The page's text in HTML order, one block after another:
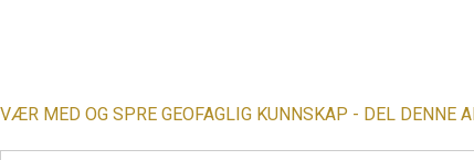
VÆR MED OG SPRE GEOFAGLIG KUNNSKAP - DEL DENNE